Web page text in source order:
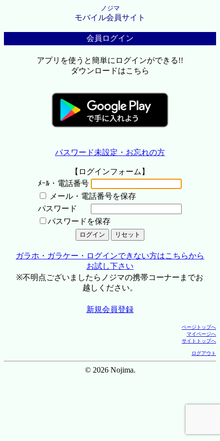
ノジマ
モバイル会員サイト
会員ログイン
アプリを使うと簡単にログインができる!!
ダウンロードはこちら
パスワード未設定・お忘れの方
【ログインフォーム】
ﾒｰﾙ・電話番号
メール・電話番号を保存
パスワード
パスワードを保存
ガラホ・ガラケー・ログインできない方はこちらから
お試し下さい
※不明点ございましたらノジマの携帯コーナーまでお
越しください。
新規会員登録
ページトップへ
マイページへ
サイトトップへ
ログアウト
© 2026 Nojima.